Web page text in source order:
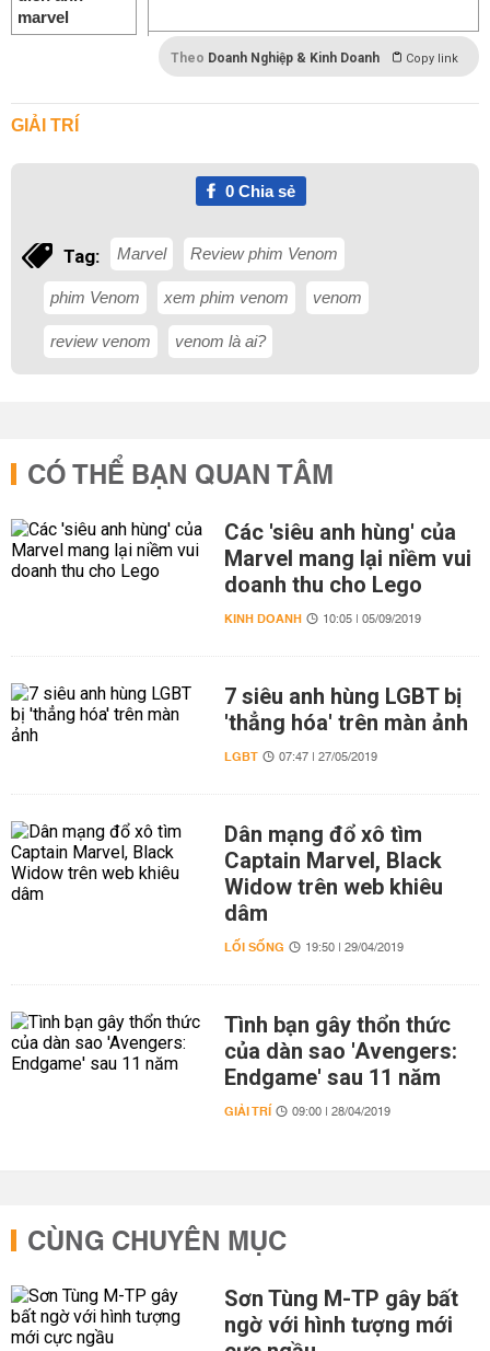
Theo Doanh Nghiệp & Kinh Doanh Copy link
GIẢI TRÍ
0Chia sẻ
Tag: Marvel Review phim Venom
phim Venom xem phim venom venom
review venom venom là ai?
CÓ THỂ BẠN QUAN TÂM
Các 'siêu anh hùng' của
Marvel mang lại niềm vui
doanh thu cho Lego
KINH DOANH 10:05 | 05/09/2019
7 siêu anh hùng LGBT bị
'thẳng hóa' trên màn ảnh
LGBT 07:47 | 27/05/2019
Dân mạng đổ xô tìm
Captain Marvel, Black
Widow trên web khiêu
dâm
LỐI SỐNG 19:50 | 29/04/2019
Tình bạn gây thổn thức
của dàn sao 'Avengers:
Endgame' sau 11 năm
GIẢI TRÍ 09:00 | 28/04/2019
CÙNG CHUYÊN MỤC
Sơn Tùng M-TP gây bất
ngờ với hình tượng mới